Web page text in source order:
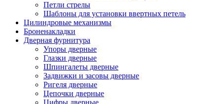
Петли стрелы
Шаблоны для установки ввертных петель
Цилиндровые механизмы
Броненакладки
Дверная фурнитура
Упоры дверные
Глазки дверные
Шпингалеты дверные
Задвижки и засовы дверные
Ригеля дверные
Цепочки дверные
Цифры дверные